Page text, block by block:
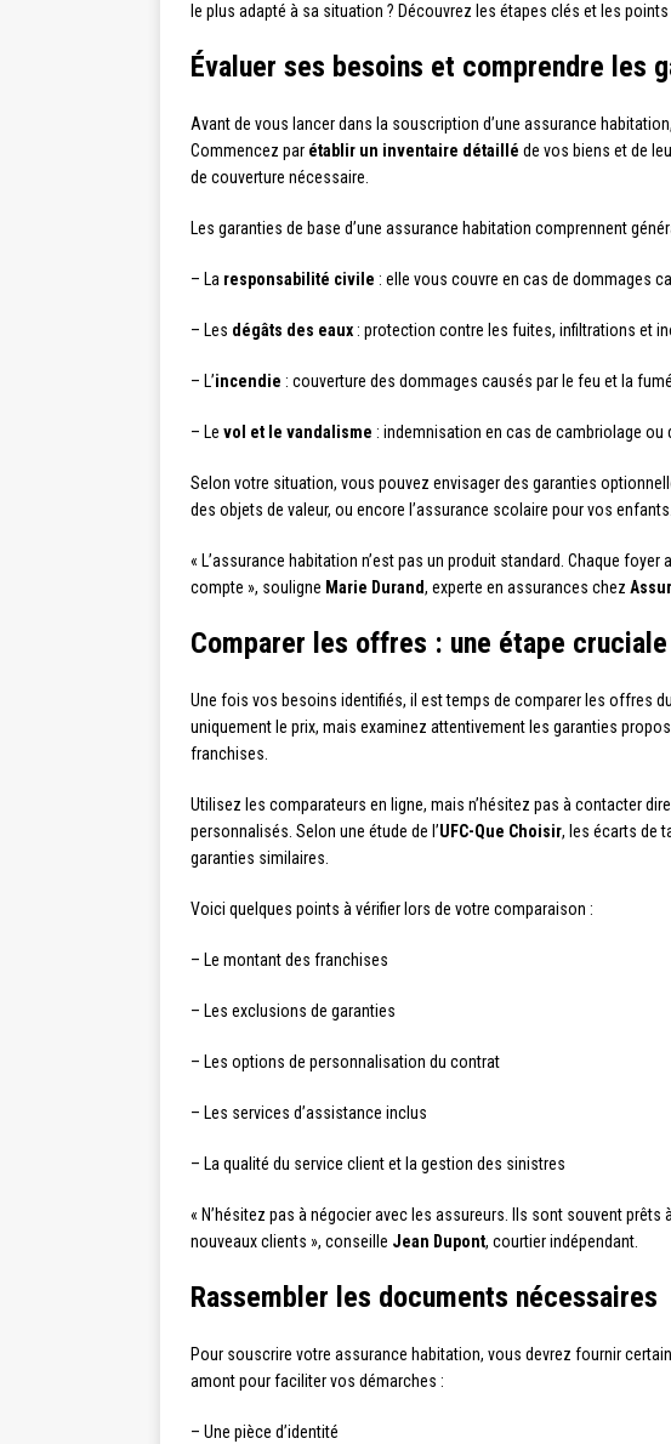
le plus adapté à sa situation ? Découvrez les étapes clés et les
Évaluer ses besoins et comprendre les
Avant de vous lancer dans la souscription d’une assurance
Commencez par établir un inventaire détaillé de vos biens et de
de couverture nécessaire.
Les garanties de base d’une assurance habitation comprennent
– La responsabilité civile : elle vous couvre en cas de dommages
– Les dégâts des eaux : protection contre les fuites, infiltrations et
– L’incendie : couverture des dommages causés par le feu et la
– Le vol et le vandalisme : indemnisation en cas de cambriolage ou
Selon votre situation, vous pouvez envisager des garanties
des objets de valeur, ou encore l’assurance scolaire pour vos enfants.
« L’assurance habitation n’est pas un produit standard. Chaque
compte », souligne Marie Durand, experte en assurances chez
Comparer les offres : une étape cruciale
Une fois vos besoins identifiés, il est temps de comparer les offres
uniquement le prix, mais examinez attentivement les garanties
franchises.
Utilisez les comparateurs en ligne, mais n’hésitez pas à contacter
personnalisés. Selon une étude de l’UFC-Que Choisir, les écarts de
garanties similaires.
Voici quelques points à vérifier lors de votre comparaison :
– Le montant des franchises
– Les exclusions de garanties
– Les options de personnalisation du contrat
– Les services d’assistance inclus
– La qualité du service client et la gestion des sinistres
« N’hésitez pas à négocier avec les assureurs. Ils sont souvent
nouveaux clients », conseille Jean Dupont, courtier indépendant.
Rassembler les documents nécessaires
Pour souscrire votre assurance habitation, vous devrez fournir
amont pour faciliter vos démarches :
– Une pièce d’identité